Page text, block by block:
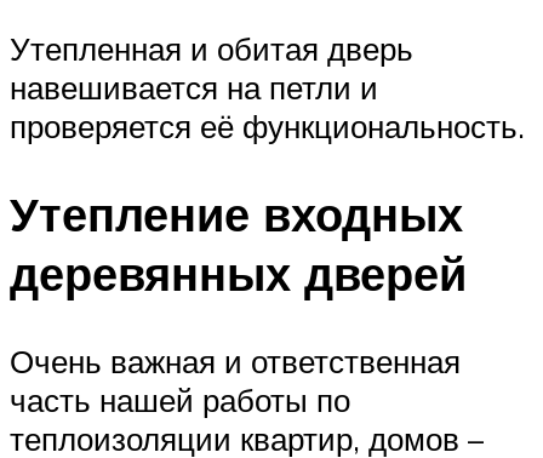
Утепленная и обитая дверь
навешивается на петли и
проверяется её функциональность.
Утепление входных
деревянных дверей
Очень важная и ответственная
часть нашей работы по
теплоизоляции квартир, домов –